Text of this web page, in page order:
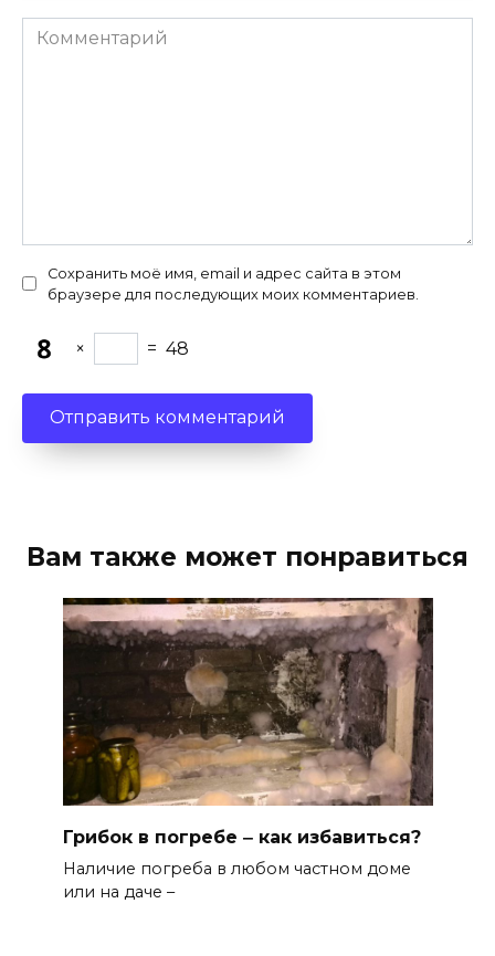
Комментарий
Сохранить моё имя, email и адрес сайта в этом
браузере для последующих моих комментариев.
× = 48
Вам также может понравиться
Грибок в погребе ‒ как избавиться?
Наличие погреба в любом частном доме
или на даче –